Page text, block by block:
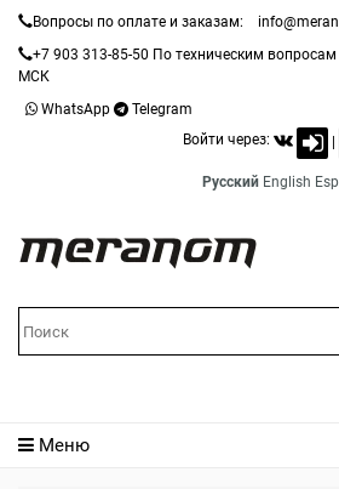
Вопросы по оплате и заказам:
+7 903 313-85-50 По техническим
МСК
WhatsApp
Telegram
Войти через:
Русский English
Меню